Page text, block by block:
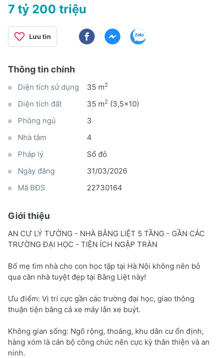
7 tỷ 200 triệu
Lưu tin
Thông tin chính
Diện tích sử dụng 35 m2
Diện tích đất 35 m2 (3,5x10)
Phòng ngủ
3
Nhà tắm
4
Pháp lý
Sổ đỏ
Ngày đăng
31/03/2026
Mã BĐS
22730164
Giới thiệu
AN CƯ LÝ TƯỞNG - NHÀ BẰNG LIỆT 5 TẦNG - GẦN CÁC
TRƯỜNG ĐẠI HỌC - TIỆN ÍCH NGẬP TRÀN
Bố mẹ tìm nhà cho con học tập tại Hà Nội không nên bỏ
qua căn nhà tuyệt đẹp tại Bằng Liệt này!
Ưu điểm: Vị trí cực gần các trường đại học, giao thông
thuận tiện bằng cả xe máy lẫn xe buýt.
Không gian sống: Ngõ rộng, thoáng, khu dân cư ổn định,
hàng xóm là cán bộ công chức nên cực kỳ thân thiện và an
ninh.